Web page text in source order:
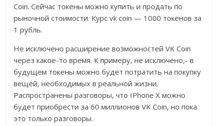
Coin. Сейчас токены можно купить и продать по
рыночной стоимости. Курс vk coin — 1000 токенов за
1 рубль.
Не исключено расширение возможностей VK Coin
через какое-то время. К примеру, не исключено,- в
будущем токены можно будет потратить на покупку
вещей, необходимых в реальной жизни.
Распространены разговоры, что IPhone X можно
будет приобрести за 60 миллионов VK Coin, но пока
это только разговоры.